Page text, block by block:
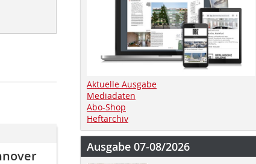
Aktuelle Ausgabe
Mediadaten
Abo-Shop
Heftarchiv
Ausgabe 07-08/2026